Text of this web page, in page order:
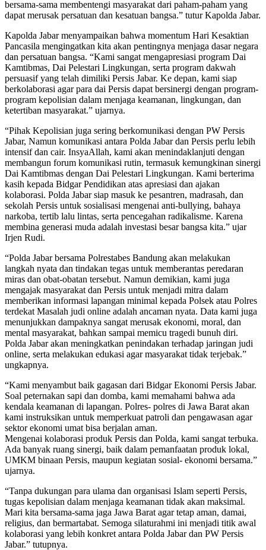
bersama-sama membentengi masyarakat dari paham-paham yang
dapat merusak persatuan dan kesatuan bangsa.” tutur Kapolda Jabar.
Kapolda Jabar menyampaikan bahwa momentum Hari Kesaktian
Pancasila mengingatkan kita akan pentingnya menjaga dasar negara
dan persatuan bangsa. “Kami sangat mengapresiasi program Dai
Kamtibmas, Dai Pelestari Lingkungan, serta program dakwah
persuasif yang telah dimiliki Persis Jabar. Ke depan, kami siap
berkolaborasi agar para dai Persis dapat bersinergi dengan program-
program kepolisian dalam menjaga keamanan, lingkungan, dan
ketertiban masyarakat.” ujarnya.
“Pihak Kepolisian juga sering berkomunikasi dengan PW Persis
Jabar, Namun komunikasi antara Polda Jabar dan Persis perlu lebih
intensif dan cair. InsyaAllah, kami akan menindaklanjuti dengan
membangun forum komunikasi rutin, termasuk kemungkinan sinergi
Dai Kamtibmas dengan Dai Pelestari Lingkungan. Kami berterima
kasih kepada Bidgar Pendidikan atas apresiasi dan ajakan
kolaborasi. Polda Jabar siap masuk ke pesantren, madrasah, dan
sekolah Persis untuk sosialisasi mengenai anti-bullying, bahaya
narkoba, tertib lalu lintas, serta pencegahan radikalisme. Karena
membina generasi muda adalah investasi besar bangsa kita.” ujar
Irjen Rudi.
“Polda Jabar bersama Polrestabes Bandung akan melakukan
langkah nyata dan tindakan tegas untuk memberantas peredaran
miras dan obat-obatan tersebut. Namun demikian, kami juga
mengajak masyarakat dan Persis untuk menjadi mitra dalam
memberikan informasi lapangan minimal kepada Polsek atau Polres
terdekat Masalah judi online adalah ancaman nyata. Data kami juga
menunjukkan dampaknya sangat merusak ekonomi, moral, dan
mental masyarakat, bahkan sampai memicu tragedi bunuh diri.
Polda Jabar akan meningkatkan penindakan terhadap jaringan judi
online, serta melakukan edukasi agar masyarakat tidak terjebak.”
ungkapnya.
“Kami menyambut baik gagasan dari Bidgar Ekonomi Persis Jabar.
Soal peternakan sapi dan domba, kami memahami bahwa ada
kendala keamanan di lapangan. Polres- polres di Jawa Barat akan
kami instruksikan untuk memperkuat patroli dan pengawasan agar
sektor ekonomi umat bisa berjalan aman.
Mengenai kolaborasi produk Persis dan Polda, kami sangat terbuka.
Ada banyak ruang sinergi, baik dalam pemanfaatan produk lokal,
UMKM binaan Persis, maupun kegiatan sosial- ekonomi bersama.”
ujarnya.
“Tanpa dukungan para ulama dan organisasi Islam seperti Persis,
tugas kepolisian dalam menjaga keamanan tidak akan maksimal.
Mari kita bersama-sama jaga Jawa Barat agar tetap aman, damai,
religius, dan bermartabat. Semoga silaturahmi ini menjadi titik awal
kolaborasi yang lebih konkret antara Polda Jabar dan PW Persis
Jabar.” tutupnya.